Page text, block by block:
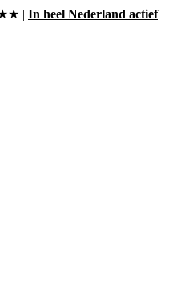
| In heel Nederland actief